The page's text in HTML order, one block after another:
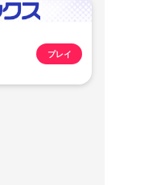
プレイ